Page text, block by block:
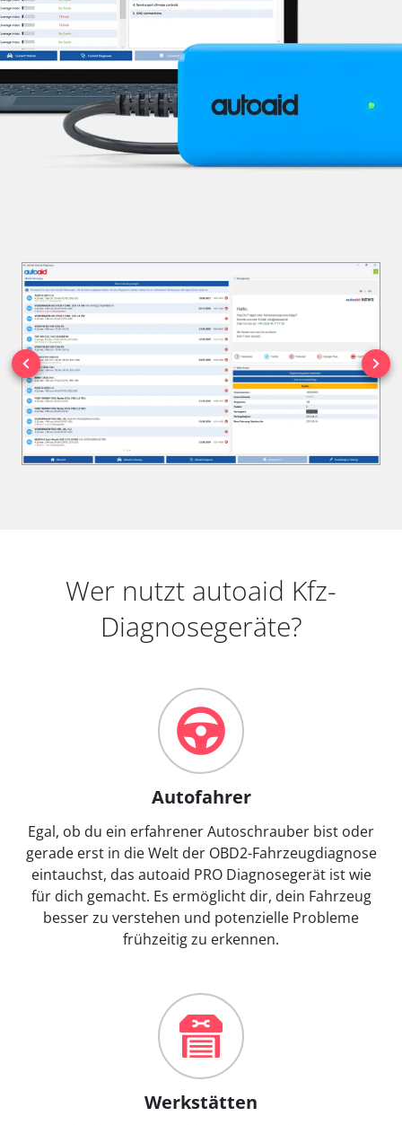
Wer nutzt autoaid Kfz-
Diagnosegeräte?
Autofahrer
Egal, ob du ein erfahrener Autoschrauber bist oder
gerade erst in die Welt der OBD2-Fahrzeugdiagnose
eintauchst, das autoaid PRO Diagnosegerät ist wie
für dich gemacht. Es ermöglicht dir, dein Fahrzeug
besser zu verstehen und potenzielle Probleme
frühzeitig zu erkennen.
Werkstätten